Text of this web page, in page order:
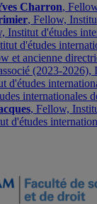
Charron,
, Fellow,
Institut d'études
d'études
et ancienne
(2023-
d'études
internationales
, Fellow,
d'études